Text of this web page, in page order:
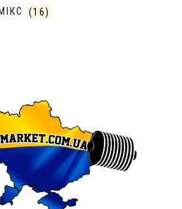
МІКС (16)